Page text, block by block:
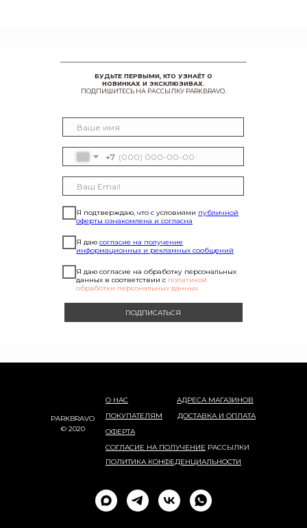
+7
Я подтверждаю, что с условиями публичной
оферты ознакомлена и согласна
Я даю согласие на получение
информационных и рекламных сообщений
Я даю согласие на обработку персональных
данных в соответствии с политикой
обработки персональных данных
ПОДПИСАТЬСЯ
БУДЬТЕ ПЕРВЫМИ, КТО УЗНАЁТ О
НОВИНКАХ И ЭКСКЛЮЗИВАХ.
ПОДПИШИТЕСЬ НА РАССЫЛКУ PARKBRAVO.
О НАС
АДРЕСА МАГАЗИНОВ
ПОКУПАТЕЛЯМ
PARKBRAVO
© 2020
СОГЛАСИЕ НА ПОЛУЧЕНИЕ РАССЫЛКИ
ПОЛИТИКА КОНФЕДЕНЦИАЛЬНОСТИ
ОФЕРТА
ДОСТАВКА И ОПЛАТА